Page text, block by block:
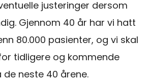
justeringer dersom
Gjennom 40 år har vi hatt
80.000 pasienter, og vi skal
tidligere og kommende
neste 40 årene.